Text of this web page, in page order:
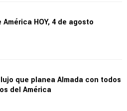
HOY, 4 de agosto
que planea Almada con todos
del América